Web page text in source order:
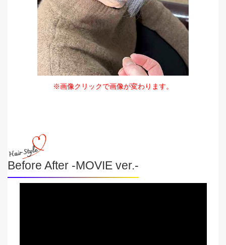
※画像クリックで画像が変わります。
Before After -MOVIE ver.-